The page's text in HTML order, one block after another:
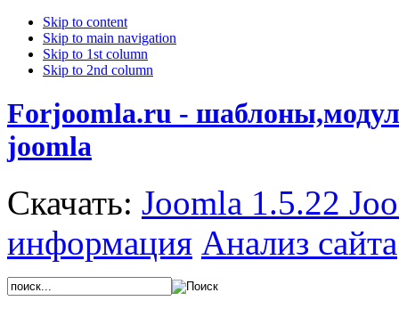
Skip to content
Skip to main navigation
Skip to 1st column
Skip to 2nd column
Forjoomla.ru -
joomla
Скачать: Joomla 1.5.22
информация Анализ сайта